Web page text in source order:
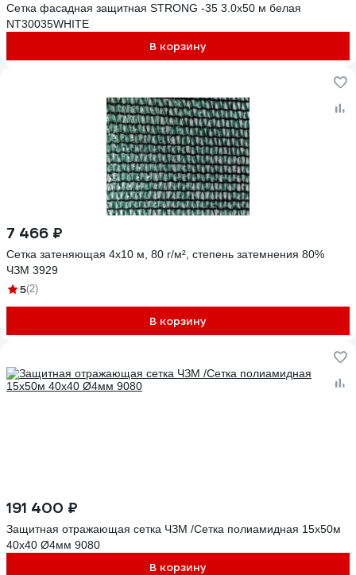
Сетка фасадная защитная STRONG -35 3.0x50 м белая
NT30035WHITE
В корзину
7 466 ₽
Сетка затеняющая 4x10 м, 80 г/м², степень затемнения 80%
ЧЗМ 3929
5(2)
В корзину
191 400 ₽
Защитная отражающая сетка ЧЗМ /Сетка полиамидная 15х50м
40х40 Ø4мм 9080
В корзину